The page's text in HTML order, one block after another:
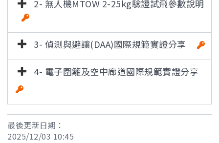
2- 無人機MTOW 2-25kg驗證試飛參數說明
3- 偵測與避讓(DAA)國際規範實證分享
4- 電子圍籬及空中廊道國際規範實證分享
最後更新日期：
2025/12/03 10:45